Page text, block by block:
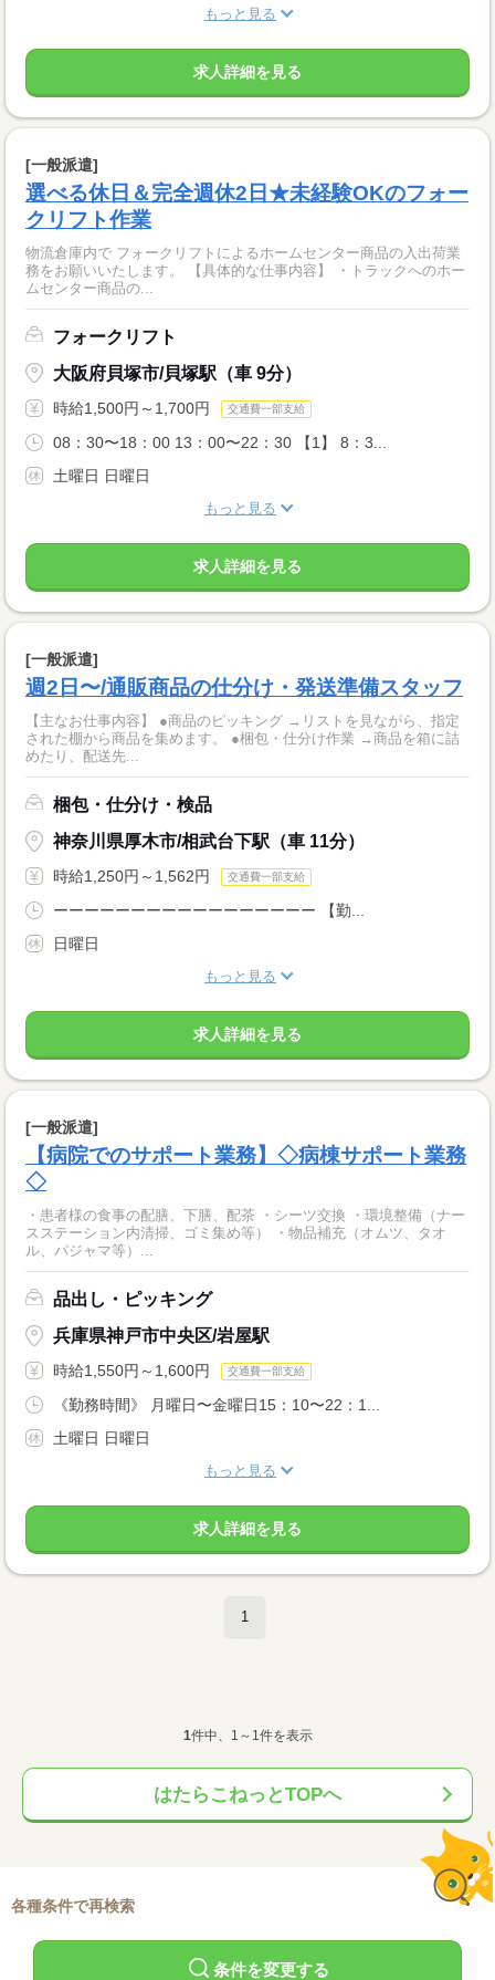
もっと見る
求人詳細を見る
[一般派遣]
選べる休日＆完全週休2日★未経験OKのフォー
クリフト作業
物流倉庫内で フォークリフトによるホームセンター商品の入出荷業
務をお願いいたします。 【具体的な仕事内容】 ・トラックへのホー
ムセンター商品の...
フォークリフト
大阪府貝塚市/貝塚駅（車 9分）
時給1,500円～1,700円 交通費一部支給
08：30〜18：00 13：00〜22：30 【1】 8：3...
土曜日 日曜日
もっと見る
求人詳細を見る
[一般派遣]
週2日〜/通販商品の仕分け・発送準備スタッフ
【主なお仕事内容】 ●商品のピッキング →リストを見ながら、指定
された棚から商品を集めます。 ●梱包・仕分け作業 →商品を箱に詰
めたり、配送先...
梱包・仕分け・検品
神奈川県厚木市/相武台下駅（車 11分）
時給1,250円～1,562円 交通費一部支給
ーーーーーーーーーーーーーーーーー 【勤...
日曜日
もっと見る
求人詳細を見る
[一般派遣]
【病院でのサポート業務】◇病棟サポート業務
◇
・患者様の食事の配膳、下膳、配茶 ・シーツ交換 ・環境整備（ナー
スステーション内清掃、ゴミ集め等） ・物品補充（オムツ、タオ
ル、パジャマ等）...
品出し・ピッキング
兵庫県神戸市中央区/岩屋駅
時給1,550円～1,600円 交通費一部支給
《勤務時間》 月曜日〜金曜日15：10〜22：1...
土曜日 日曜日
もっと見る
求人詳細を見る
1
1件中、1～1件を表示
はたらこねっとTOPへ
各種条件で再検索
条件を変更する